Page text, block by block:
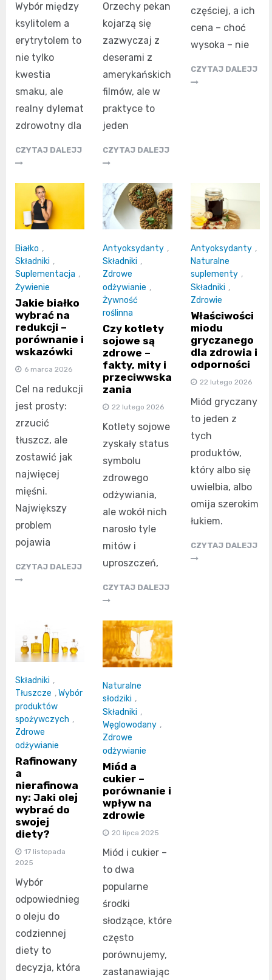
Wybór między
ksylitolem a
erytrytolem to
nie tylko
kwestia
smaku, ale
realny dylemat
zdrowotny dla
CZYTAJ DALEJJ
Orzechy pekan
kojarzą się
zazwyczaj z
deserami z
amerykańskich
filmów, ale w
praktyce to
jeden
CZYTAJ DALEJJ
częściej, a ich
cena – choć
wysoka – nie
CZYTAJ DALEJJ
Białko ,
Składniki ,
Suplementacja ,
Żywienie
Jakie białko
wybrać na
redukcji –
porównanie i
wskazówki
6 marca 2026
Cel na redukcji
jest prosty:
zrzucić
tłuszcz, ale
zostawić jak
najwięcej
mięśni.
Największy
problem
pojawia
CZYTAJ DALEJJ
Antyoksydanty ,
Składniki ,
Zdrowe
odżywianie ,
Żywność
roślinna
Czy kotlety
sojowe są
zdrowe –
fakty, mity i
przeciwwska
zania
22 lutego 2026
Kotlety sojowe
zyskały status
symbolu
zdrowego
odżywiania,
ale wokół nich
narosło tyle
mitów i
uproszczeń,
CZYTAJ DALEJJ
Antyoksydanty ,
Naturalne
suplementy ,
Składniki ,
Zdrowie
Właściwości
miodu
gryczanego
dla zdrowia i
odporności
22 lutego 2026
Miód gryczany
to jeden z
tych
produktów,
który albo się
uwielbia, albo
omija szerokim
łukiem.
CZYTAJ DALEJJ
Składniki ,
Tłuszcze ,Wybór
produktów
spożywczych ,
Zdrowe
odżywianie
Rafinowany
a
nierafinowa
ny: Jaki olej
wybrać do
swojej
diety?
17 listopada
2025
Wybór
odpowiednieg
o oleju do
codziennej
diety to
decyzja, która
Naturalne
słodziki ,
Składniki ,
Węglowodany ,
Zdrowe
odżywianie
Miód a
cukier –
porównanie i
wpływ na
zdrowie
20 lipca 2025
Miód i cukier –
to dwa
popularne
środki
słodzące, które
często
porównujemy,
zastanawiając